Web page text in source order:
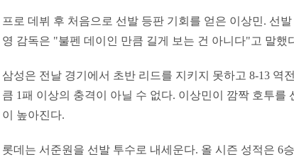
프로 데뷔 후 처음으로 선발 등판 기회를 얻은 이상민. 선
영 감독은 "불펜 데이인 만큼 길게 보는 건 아니다"고 말했
삼성은 전날 경기에서 초반 리드를 지키지 못하고 8-13 역
큼 1패 이상의 충격이 아닐 수 없다. 이상민이 깜짝 호투를
이 높아진다.
롯데는 서준원을 선발 투수로 내세운다. 올 시즌 성적은 6